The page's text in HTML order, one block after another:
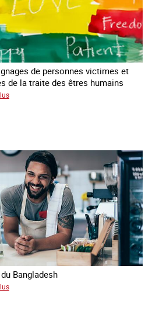
de personnes victimes et
de la traite des êtres humains
sur
Bangladesh
sur